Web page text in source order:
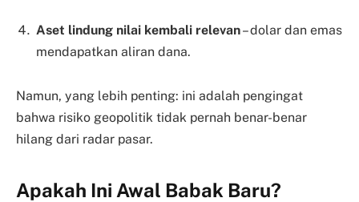
Aset lindung nilai kembali relevan– dolar dan emas
mendapatkan aliran dana.
Namun, yang lebih penting: ini adalah pengingat
bahwa risiko geopolitik tidak pernah benar-benar
hilang dari radar pasar.
Apakah Ini Awal Babak Baru?